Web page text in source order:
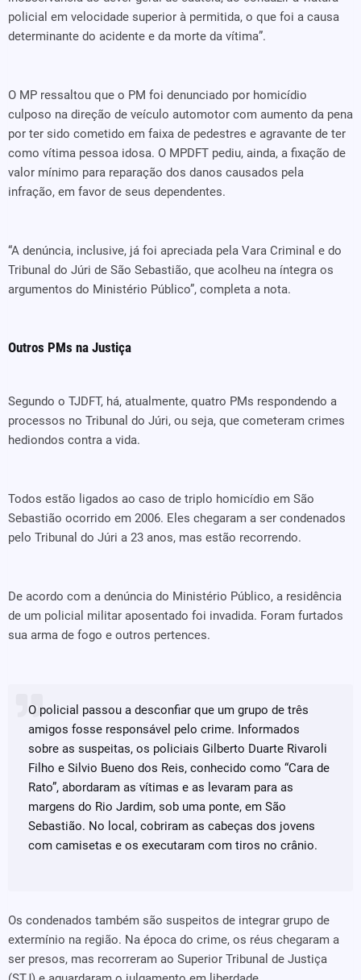
policial em velocidade superior à permitida, o que foi a causa
determinante do acidente e da morte da vítima”.
O MP ressaltou que o PM foi denunciado por homicídio
culposo na direção de veículo automotor com aumento da pena
por ter sido cometido em faixa de pedestres e agravante de ter
como vítima pessoa idosa. O MPDFT pediu, ainda, a fixação de
valor mínimo para reparação dos danos causados pela
infração, em favor de seus dependentes.
“A denúncia, inclusive, já foi apreciada pela Vara Criminal e do
Tribunal do Júri de São Sebastião, que acolheu na íntegra os
argumentos do Ministério Público”, completa a nota.
Outros PMs na Justiça
Segundo o TJDFT, há, atualmente, quatro PMs respondendo a
processos no Tribunal do Júri, ou seja, que cometeram crimes
hediondos contra a vida.
Todos estão ligados ao caso de triplo homicídio em São
Sebastião ocorrido em 2006. Eles chegaram a ser condenados
pelo Tribunal do Júri a 23 anos, mas estão recorrendo.
De acordo com a denúncia do Ministério Público, a residência
de um policial militar aposentado foi invadida. Foram furtados
sua arma de fogo e outros pertences.
O policial passou a desconfiar que um grupo de três
amigos fosse responsável pelo crime. Informados
sobre as suspeitas, os policiais Gilberto Duarte Rivaroli
Filho e Silvio Bueno dos Reis, conhecido como “Cara de
Rato”, abordaram as vítimas e as levaram para as
margens do Rio Jardim, sob uma ponte, em São
Sebastião. No local, cobriram as cabeças dos jovens
com camisetas e os executaram com tiros no crânio.
Os condenados também são suspeitos de integrar grupo de
extermínio na região. Na época do crime, os réus chegaram a
ser presos, mas recorreram ao Superior Tribunal de Justiça